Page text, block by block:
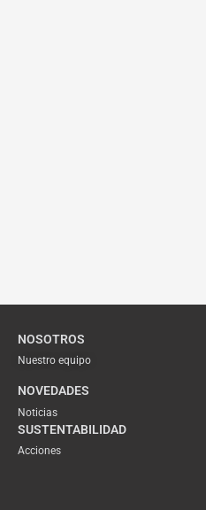
NOSOTROS
Nuestro equipo
NOVEDADES
Noticias
SUSTENTABILIDAD
Acciones